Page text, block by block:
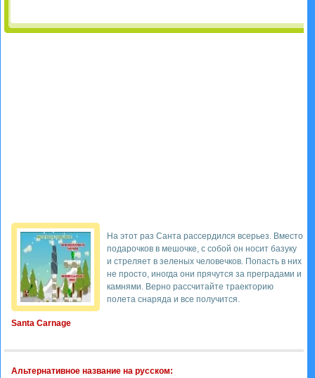
Santa Carnage
На этот раз Санта рассердился всерьез. Вместо
подарочков в мешочке, с собой он носит базуку
и стреляет в зеленых человечков. Попасть в них
не просто, иногда они прячутся за преградами и
камнями. Верно рассчитайте траекторию
полета снаряда и все получится.
Альтернативное название на русском: